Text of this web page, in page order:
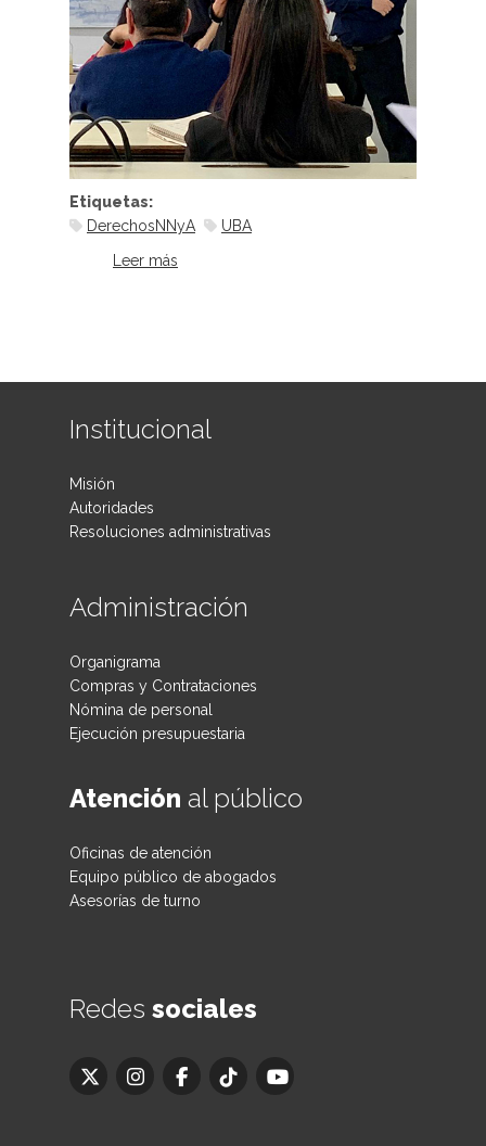
Etiquetas:
DerechosNNyA
UBA
Leer más
Institucional
Misión
Autoridades
Resoluciones administrativas
Administración
Organigrama
Compras y Contrataciones
Nómina de personal
Ejecución presupuestaria
Atención al público
Oficinas de atención
Equipo público de abogados
Asesorías de turno
Redes sociales